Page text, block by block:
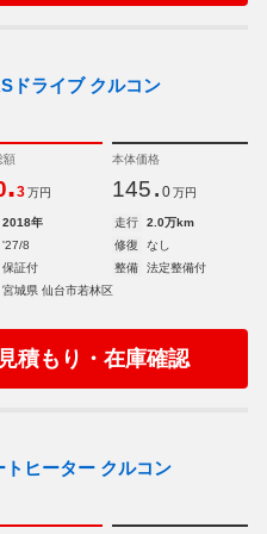
ドライブ クルコン
額
.3 万円
本体価格
145. 0 万円
2018年 走行
2.0万km
'27/8 修復
なし
保証付 整備
法定整備付
宮城県 仙台市若林区
見積もり・在庫確認
トヒーター クルコン